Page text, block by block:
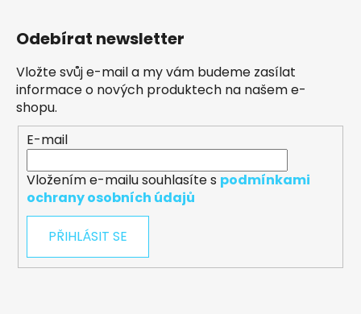
Odebírat newsletter
Vložte svůj e-mail a my vám budeme zasílat
informace o nových produktech na našem e-
shopu.
E-mail
Vložením e-mailu souhlasíte s podmínkami
ochrany osobních údajů
PŘIHLÁSIT SE